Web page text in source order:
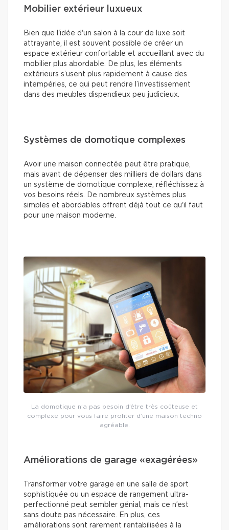
Mobilier extérieur luxueux
Bien que l'idée d'un salon à la cour de luxe soit
attrayante, il est souvent possible de créer un
espace extérieur confortable et accueillant avec du
mobilier plus abordable. De plus, les éléments
extérieurs s’usent plus rapidement à cause des
intempéries, ce qui peut rendre l’investissement
dans des meubles dispendieux peu judicieux.
Systèmes de domotique complexes
Avoir une maison connectée peut être pratique,
mais avant de dépenser des milliers de dollars dans
un système de domotique complexe, réfléchissez à
vos besoins réels. De nombreux systèmes plus
simples et abordables offrent déjà tout ce qu'il faut
pour une maison moderne.
La domotique n’a pas besoin d’être très coûteuse et
complexe pour vous faire profiter d’une maison techno
agréable.
Améliorations de garage «exagérées»
Transformer votre garage en une salle de sport
sophistiquée ou un espace de rangement ultra-
perfectionné peut sembler génial, mais ce n’est
sans doute pas nécessaire. En plus, ces
améliorations sont rarement rentabilisées à la